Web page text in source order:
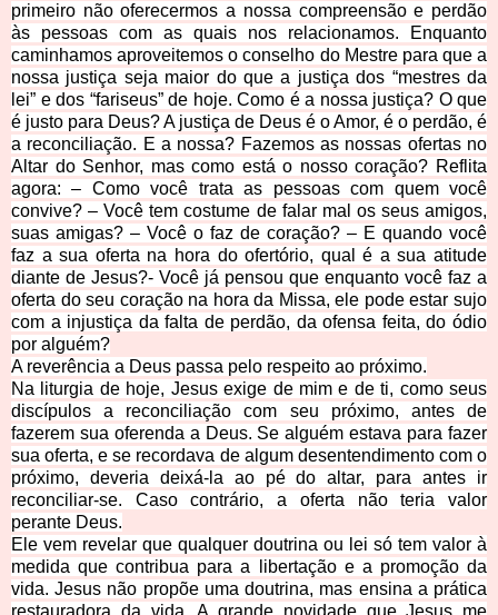
primeiro não oferecermos a nossa compreensão e perdão
às pessoas com as quais nos relacionamos. Enquanto
caminhamos aproveitemos o conselho do Mestre para que a
nossa justiça seja maior do que a justiça dos “mestres da
lei” e dos “fariseus” de hoje. Como é a nossa justiça? O que
é justo para Deus? A justiça de Deus é o Amor, é o perdão, é
a reconciliação. E a nossa? Fazemos as nossas ofertas no
Altar do Senhor, mas como está o nosso coração? Reflita
agora: – Como você trata as pessoas com quem você
convive? – Você tem costume de falar mal os seus amigos,
suas amigas? – Você o faz de coração? – E quando você
faz a sua oferta na hora do ofertório, qual é a sua atitude
diante de Jesus?- Você já pensou que enquanto você faz a
oferta do seu coração na hora da Missa, ele pode estar sujo
com a injustiça da falta de perdão, da ofensa feita, do ódio
por alguém?
A reverência a Deus passa pelo respeito ao próximo.
Na liturgia de hoje, Jesus exige de mim e de ti, como seus
discípulos a reconciliação com seu próximo, antes de
fazerem sua oferenda a Deus. Se alguém estava para fazer
sua oferta, e se recordava de algum desentendimento com o
próximo, deveria deixá-la ao pé do altar, para antes ir
reconciliar-se. Caso contrário, a oferta não teria valor
perante Deus.
Ele vem revelar que qualquer doutrina ou lei só tem valor à
medida que contribua para a libertação e a promoção da
vida. Jesus não propõe uma doutrina, mas ensina a prática